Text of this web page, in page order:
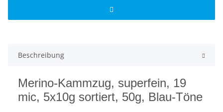
Beschreibung
Merino-Kammzug, superfein, 19
mic, 5x10g sortiert, 50g, Blau-Töne